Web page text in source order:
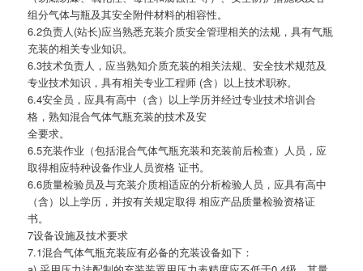
组分气体与瓶及其安全附件材料的相容性。
6.2负责人(站长)应当熟悉充装介质安全管理相关的法规，具有气瓶
充装的相关专业知识。
6.3技术负责人，应当熟知介质充装的相关法规、安全技术规范及
专业技术知识，具有相关专业工程师 (含）以上技术职称。
6.4安全员，应具有高中（含）以上学历并经过专业技术培训合
格，熟知混合气体气瓶充装的技术及安
全要求。
6.5充装作业（包括混合气体气瓶充装和充装前后检查）人员，应
取得相应特种设备作业人员资格 证书。
6.6质量检验员及与充装介质相适应的分析检验人员，应具有高中
（含）以上学历，并按有关规定取得 相应产品质量检验资格证
书。
7设备设施及技术要求
7.1混合气体气瓶充装应有必备的充装设备如下：